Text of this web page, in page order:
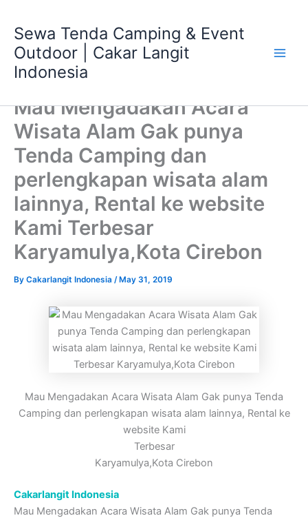
content
Sewa Tenda Camping & Event
Outdoor | Cakar Langit
Indonesia
Mau Mengadakan Acara
Wisata Alam Gak punya
Tenda Camping dan
perlengkapan wisata alam
lainnya, Rental ke website
Kami Terbesar
Karyamulya,Kota Cirebon
By Cakarlangit Indonesia / May 31, 2019
Mau Mengadakan Acara Wisata Alam Gak punya Tenda
Camping dan perlengkapan wisata alam lainnya, Rental ke
website Kami
Terbesar
Karyamulya,Kota Cirebon
Cakarlangit Indonesia
Mau Mengadakan Acara Wisata Alam Gak punya Tenda